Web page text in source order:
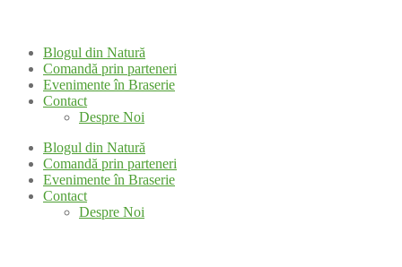
Blogul din Natură
Comandă prin parteneri
Evenimente în Braserie
Contact
Despre Noi
Blogul din Natură
Comandă prin parteneri
Evenimente în Braserie
Contact
Despre Noi